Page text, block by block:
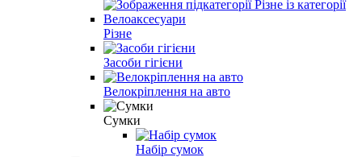
Різне
Засоби гігієни
Велокріплення на авто
Сумки
Набір сумок